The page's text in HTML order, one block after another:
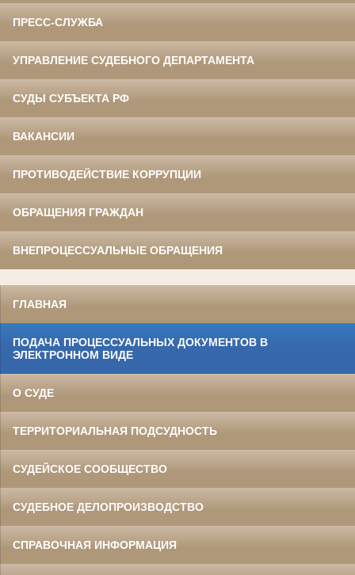
ПРЕСС-СЛУЖБА
УПРАВЛЕНИЕ СУДЕБНОГО ДЕПАРТАМЕНТА
СУДЫ СУБЪЕКТА РФ
ВАКАНСИИ
ПРОТИВОДЕЙСТВИЕ КОРРУПЦИИ
ОБРАЩЕНИЯ ГРАЖДАН
ВНЕПРОЦЕССУАЛЬНЫЕ ОБРАЩЕНИЯ
ГЛАВНАЯ
ПОДАЧА ПРОЦЕССУАЛЬНЫХ ДОКУМЕНТОВ В
ЭЛЕКТРОННОМ ВИДЕ
О СУДЕ
ТЕРРИТОРИАЛЬНАЯ ПОДСУДНОСТЬ
СУДЕЙСКОЕ СООБЩЕСТВО
СУДЕБНОЕ ДЕЛОПРОИЗВОДСТВО
СПРАВОЧНАЯ ИНФОРМАЦИЯ